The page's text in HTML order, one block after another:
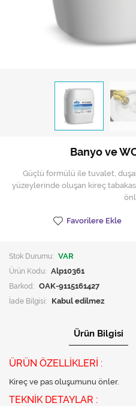
Mekanik Dış Alan Süpürücüler
Otel Ekipmanları
Sıfır Atık Çöp Torbaları
Tek-Çift Kovalı Temizlik Arabası
Toptan Temizlik Malzemeleri
Zemin Yıkama Pedleri
Banyo ve
Güçlü formülü ile tuvalet,
yüzeylerinde oluşan kireç
Favorilere Ekle
Stok Durumu: VAR
Ürün Kodu: Alp10361
Barkod: OAK-9115161427
İade Bilgisi:
Ürün Bilgisi
ÜRÜN ÖZELLİKLERİ :
Kireç ve pas oluşumunu önler.
TEKNİK DETAYLAR :